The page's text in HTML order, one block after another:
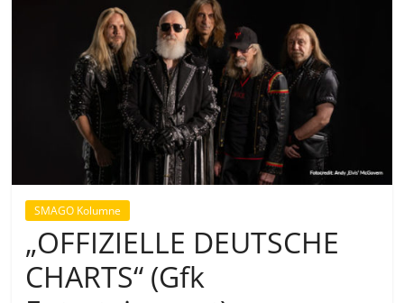
SMAGO Kolumne
„OFFIZIELLE DEUTSCHE
CHARTS“ (Gfk